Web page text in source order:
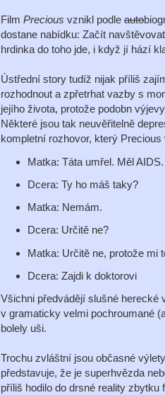
Film Precious vznikl podle auto
dostane nabídku: Začít
hrdinka do toho jde, i když jí hází
Ústřední story tudíž nijak příliš
rozhodnout a zpřetrhat vazby s
jejího života, protože podobn
Některé jsou tak neuvěřitelně
kompletní rozhovor, který
Matka: Táta umřel. Měl AIDS.
Dcera: Ty ho máš taky?
Matka: Nemám.
Dcera: Určitě ne?
Matka: Určitě ne, protože mi
Dcera: Zajdi k doktorovi
Všichni předvádějí slušné herecké
v gramaticky velmi pochroumané
bolely uši.
Trochu zvláštní jsou občasné
představuje, že je superhvězda
příliš hodilo do drsné reality